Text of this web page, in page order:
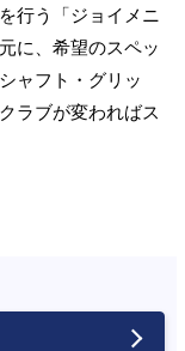
行う「ジョイメニ
に、希望のスペッ
ャフト・グリッ
ラブが変わればス